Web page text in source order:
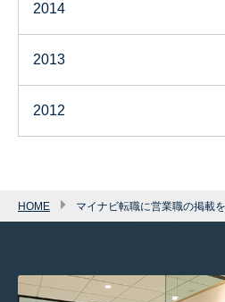
2014
2013
2012
HOME マイナビ転職に営業職の掲載